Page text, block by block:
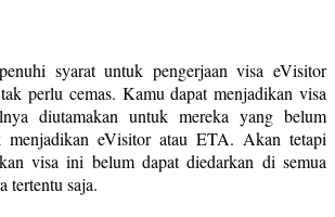
syarat untuk pengerjaan visa eVisitor
perlu cemas. Kamu dapat menjadikan visa
diutamakan untuk mereka yang belum
menjadikan eVisitor atau ETA. Akan tetapi
visa ini belum dapat diedarkan di semua
tertentu saja.